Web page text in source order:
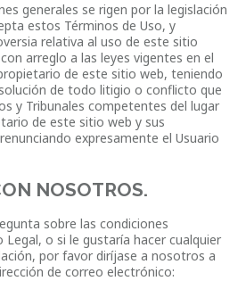
generales se rigen por la legislación
estos Términos de Uso, y
relativa al uso de este sitio
arreglo a las leyes vigentes en el
de este sitio web, teniendo
de todo litigio o conflicto que
y Tribunales competentes del lugar
de este sitio web y sus
expresamente el Usuario
NOSOTROS.
sobre las condiciones
o si le gustaría hacer cualquier
por favor diríjase a nosotros a
de correo electrónico: